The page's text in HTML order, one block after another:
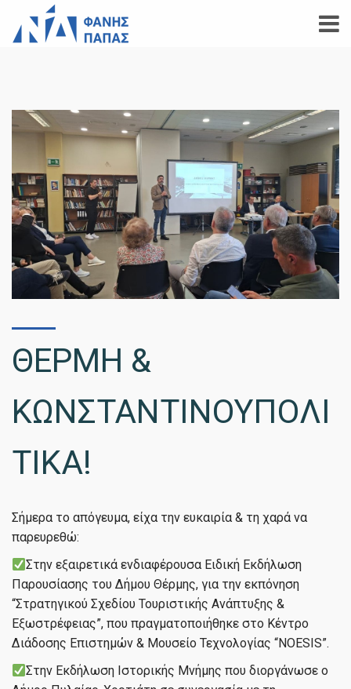
ΘΕΡΜΗ &
ΚΩΝΣΤΑΝΤΙΝΟΥΠΟΛΙ
ΤΙΚΑ!
Σήμερα το απόγευμα, είχα την ευκαιρία & τη χαρά να
παρευρεθώ:
Στην εξαιρετικά ενδιαφέρουσα Ειδική Εκδήλωση
Παρουσίασης του Δήμου Θέρμης, για την εκπόνηση
“Στρατηγικού Σχεδίου Τουριστικής Ανάπτυξης &
Εξωστρέφειας”, που πραγματοποιήθηκε στο Κέντρο
Διάδοσης Επιστημών & Μουσείο Τεχνολογίας “NOESIS”.
Στην Εκδήλωση Ιστορικής Μνήμης που διοργάνωσε ο